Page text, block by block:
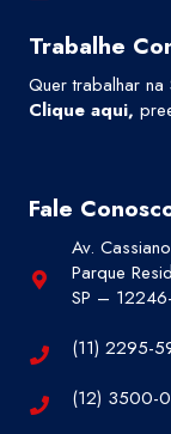
Trabalhe
Quer trabalhar na
Clique aqui,
Fale
Av.
Parque
SP –
(11) 2295-
(12) 3500-